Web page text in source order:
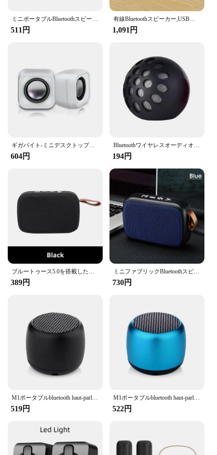
ミニポータブルBluetoothスピーカー,オリジナルスピーカー,音楽,マルチチャンネルステレオサウンド,屋外用USBポート,サブウーファー,オーディオプレーヤー,マイク
511円
有線Bluetoothスピーカー,USB電源,PC,ラップトップ,ゲーム,ホームシアター用のサウンドバー
1,091円
ギガバイト-ミニデスクトップスピーカー,USBケーブル付き,Jt016
604円
Bluetoothワイヤレスオーディオ,携帯電話,コンピューター,ラップトップ,サブウーファー,ミニカード,bt01,小型スピーカー,屋外,クリエイティブギフト
194円
ブルートゥース5.0を搭載したポータブルファブリックのスピーカー,ワイヤレス接続,アウトドアスポーツ,ステレオオーディオ,TFカードのサポート,携帯電話,ユニバーサル
389円
ミニファブリックBluetoothスピーカーフォン,ワイヤレス接続,ポータブル,アウトドアスポーツ,ステレオオーディオ,TFカードサポート,携帯電話,ユニバーサル
730円
M1ポータブルbluetooth haut-parleur musiquestér é oサラウンドミニusb extérieursubwoofer haut-parleur lecteurオーディオhaut-parleur
519円
M1ポータブルbluetooth haut-parleur musiquestér é oサラウンドミニusb extérieursubwoofer haut-parleur lecteurオーディオhaut-parleur
522円